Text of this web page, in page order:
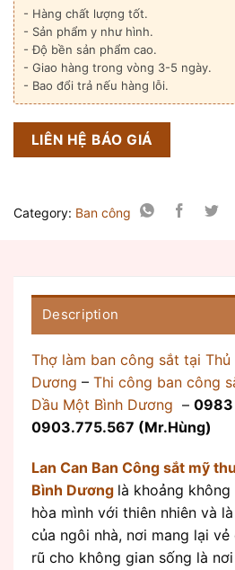
- Hàng chất lượng tốt.
- Sản phẩm y như hình.
- Độ bền sản phẩm cao.
- Giao hàng trong vòng 3-5 ngày.
- Bao đổi trả nếu hàng lỗi.
LIÊN HỆ BÁO GIÁ
Category: Ban công
Description
Thợ làm ban công sắt tại Thủ
Dương – Thi công ban công
Dầu Một Bình Dương – 0983
0903.775.567 (Mr.Hùng)
Lan Can Ban Công sắt mỹ
Bình Dương là khoảng
hòa mình với thiên nhiên và
của ngôi nhà, nơi mang lại
rũ cho không gian sống là